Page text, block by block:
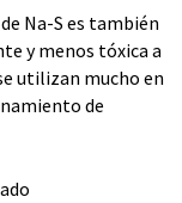
Na-S es también
y menos tóxica a
utilizan mucho en
de